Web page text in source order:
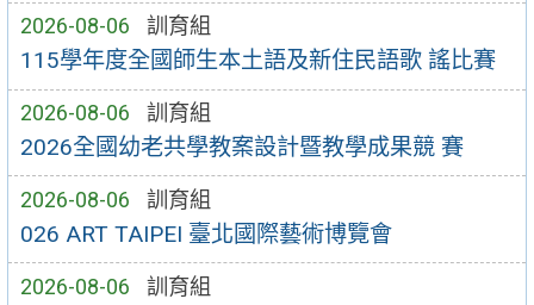
2026-08-06 訓育組
115學年度全國師生本土語及新住民語歌 謠比賽
2026-08-06 訓育組
2026全國幼老共學教案設計暨教學成果競 賽
2026-08-06 訓育組
026 ART TAIPEI 臺北國際藝術博覽會
2026-08-06 訓育組